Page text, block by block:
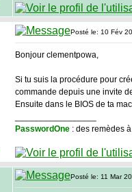
Posté le: 10 Fév
Bonjour clementpowa,
Si tu suis la procédure pour
commande depuis une invite
Ensuite dans le BIOS de ta
PasswordOne : des remèdes
Posté le: 11 Mar